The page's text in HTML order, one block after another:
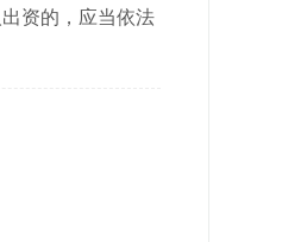
资的，应当依法